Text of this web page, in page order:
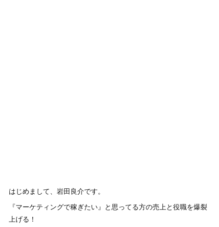
はじめまして、岩田良介です。
『マーケティングで稼ぎたい』と思ってる方の売上と役職を爆裂
上げる！